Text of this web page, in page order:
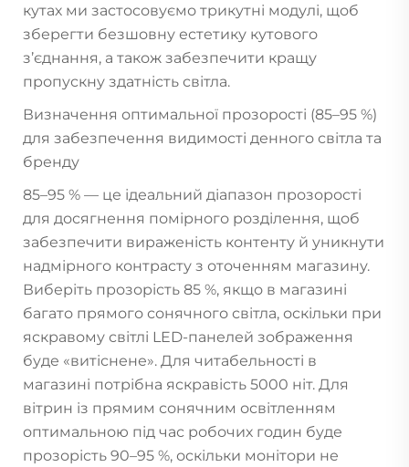
кутах ми застосовуємо трикутні модулі, щоб
зберегти безшовну естетику кутового
з’єднання, а також забезпечити кращу
пропускну здатність світла.
Визначення оптимальної прозорості (85–95 %)
для забезпечення видимості денного світла та
бренду
85–95 % — це ідеальний діапазон прозорості
для досягнення помірного розділення, щоб
забезпечити вираженість контенту й уникнути
надмірного контрасту з оточенням магазину.
Виберіть прозорість 85 %, якщо в магазині
багато прямого сонячного світла, оскільки при
яскравому світлі LED-панелей зображення
буде «витіснене». Для читабельності в
магазині потрібна яскравість 5000 ніт. Для
вітрин із прямим сонячним освітленням
оптимальною під час робочих годин буде
прозорість 90–95 %, оскільки монітори не